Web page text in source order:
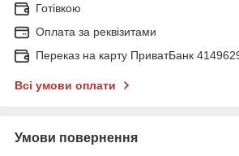
Готівкою
Оплата за реквізитами
Переказ на карту ПриватБанк
Всі умови оплати
Умови повернення